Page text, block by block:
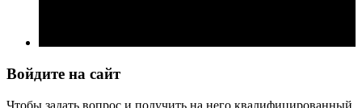
Войдите на сайт
Чтобы задать вопрос и получить на него квалифицированный